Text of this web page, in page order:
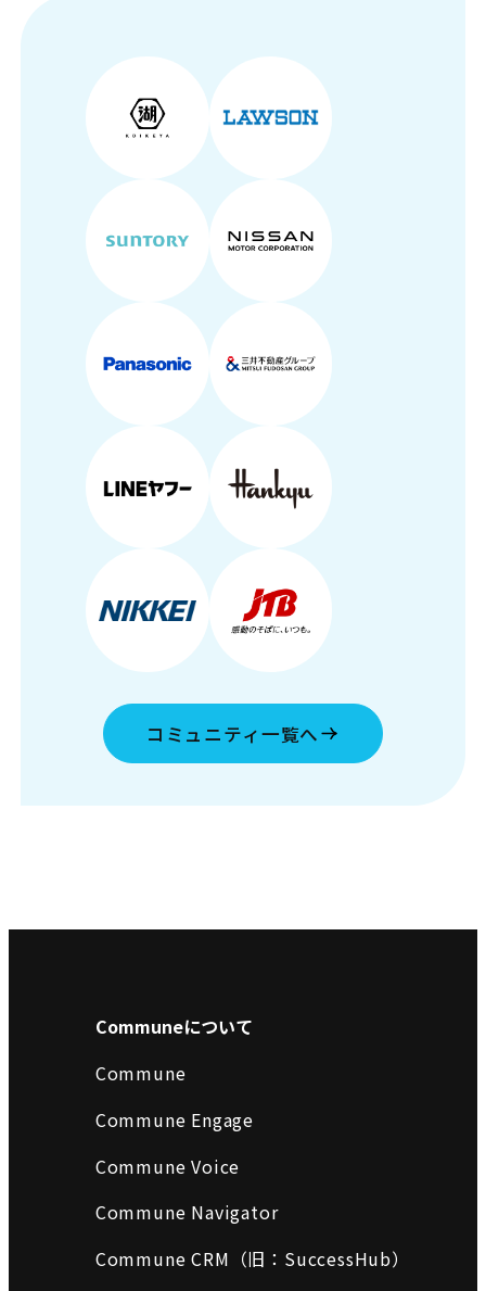
コミュニティ一覧へ
Communeについて
Commune
Commune Engage
Commune Voice
Commune Navigator
Commune CRM（旧：SuccessHub）